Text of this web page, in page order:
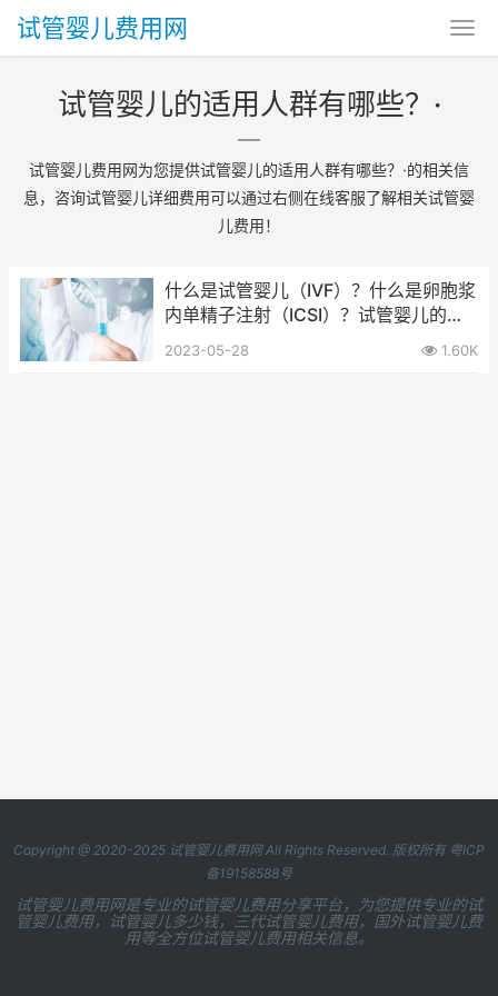
试管婴儿费用网
试管婴儿的适用人群有哪些？·
试管婴儿费用网为您提供试管婴儿的适用人群有哪些？·的相关信
息，咨询试管婴儿详细费用可以通过右侧在线客服了解相关试管婴
儿费用！
什么是试管婴儿（IVF）？什么是卵胞浆
内单精子注射（ICSI）？试管婴儿的费
用？
2023-05-28 1.60K
Copyright @ 2020-2025 试管婴儿费用网All Rights Reserved. 版权所有 粤ICP
备19158588号
试管婴儿费用网是专业的试管婴儿费用分享平台，为您提供专业的试
管婴儿费用，试管婴儿多少钱，三代试管婴儿费用，国外试管婴儿费
用等全方位试管婴儿费用相关信息。